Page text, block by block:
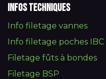
Infos techniques
Info filetage vannes
Info filetage poches IBC
Filetage fûts à bondes
Filetage BSP